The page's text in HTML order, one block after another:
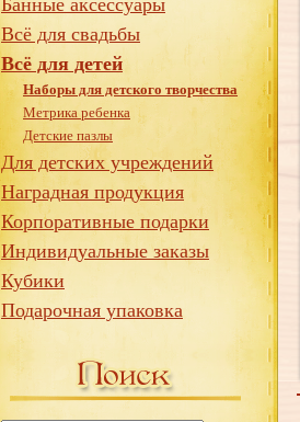
Банные аксессуары
Всё для свадьбы
Всё для детей
Наборы для детского творчества
Метрика ребенка
Детские пазлы
Для детских учреждений
Наградная продукция
Корпоративные подарки
Индивидуальные заказы
Кубики
Подарочная упаковка